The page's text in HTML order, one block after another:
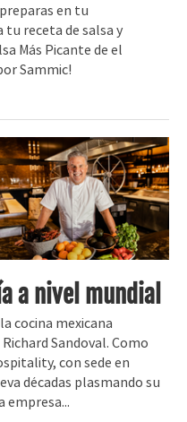
en tu
tu receta de salsa y
Más Picante de el
Sammic!
a nivel mundial
cocina mexicana
Sandoval. Como
con sede en
décadas plasmando su
empresa...